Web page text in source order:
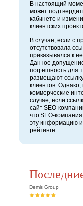
В настоящий
может
кабинете и
клиентских
В случае, если с
отсутствовала
привязывался к
Данное
погрешность для
размещают
клиентов.
коммерческие
случае, если
сайт SEO-
что SEO-
эту информацию и
рейтинге.
Demis Group